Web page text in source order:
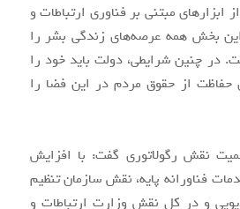
ابزارهای مبتنی بر فناوری ارتباطات و
بخش همه عرصه‌های زندگی بشر را
در چنین شرایطی، دولت باید خود را
حفاظت از حقوق مردم در این فضا را
نقش رگولاتوری گفت: با افزایش
فناورانه پایه، نقش سازمان تنظیم
و در کل نقش وزارت ارتباطات و